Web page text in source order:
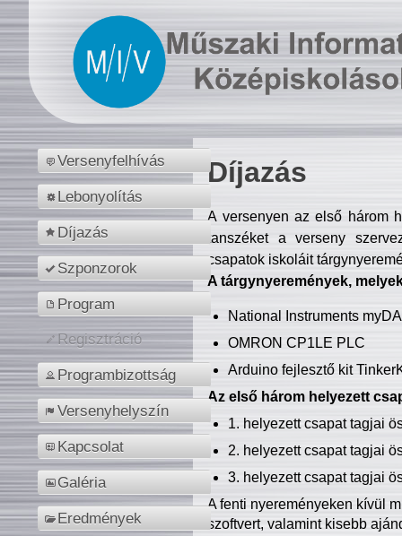
Versenyfelhívás
Lebonyolítás
Díjazás
Szponzorok
Program
Regisztráció
Programbizottság
Versenyhelyszín
Kapcsolat
Galéria
Eredmények
Díjazás
A versenyen az első három
tanszéket a verseny
csapatok iskoláit
A tárgynyeremények,
National Instruments
OMRON CP1LE PLC
Arduino fejlesztő kit
Az első három helyezett
1. helyezett csapat tagjai
2. helyezett csapat tagjai
3. helyezett csapat tagjai
A fenti nyereményeken kívül
szoftvert, valamint kisebb